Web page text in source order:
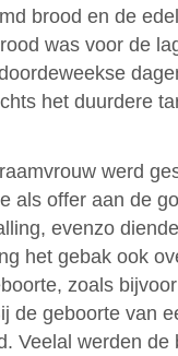
brood en de
was voor de
het duurdere
werd
als offer aan de
evenzo
het gebak ook
zoals
de geboorte van
Veelal werden